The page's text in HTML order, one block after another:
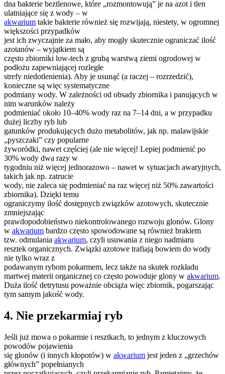
dna bakterie beztlenowe, które „rozmontowują” je na azot i tlen
ulatniające się z wody – w
akwarium takie bakterie również się rozwijają, niestety, w ogromnej
większości przypadków
jest ich zwyczajnie za mało, aby mogły skutecznie ograniczać ilość
azotanów – wyjątkiem są
często zbiorniki low-tech z grubą warstwą ziemi ogrodowej w
podłożu zapewniającej rozległe
strefy niedotlenienia). Aby je usunąć (a raczej – rozrzedzić),
konieczne są więc systematyczne
podmiany wody. W zależności od obsady zbiornika i panujących w
nim warunków należy
podmieniać około 10–40% wody raz na 7–14 dni, a w przypadku
dużej liczby ryb lub
gatunków produkujących dużo metabolitów, jak np. malawijskie
„pyszczaki” czy popularne
żyworódki, nawet częściej (ale nie więcej! Lepiej podmienić po
30% wody dwa razy w
tygodniu niż więcej jednorazowo – nawet w sytuacjach awaryjnych,
takich jak np. zatrucie
wody, nie zaleca się podmieniać na raz więcej niż 50% zawartości
zbiornika). Dzięki temu
ograniczymy ilość dostępnych związków azotowych, skutecznie
zmniejszając
prawdopodobieństwo niekontrolowanego rozwoju glonów. Glony
w akwarium bardzo często spowodowane są również brakiem
tzw. odmulania akwarium, czyli usuwania z niego nadmiaru
resztek organicznych. Związki azotowe trafiają bowiem do wody
nie tylko wraz z
podawanym rybom pokarmem, lecz także na skutek rozkładu
martwej materii organicznej co często powoduje glony w akwarium.
Duża ilość detrytusu poważnie obciąża więc zbiornik, pogarszając
tym samym jakość wody.
4. Nie przekarmiaj ryb
Jeśli już mowa o pokarmie i resztkach, to jednym z kluczowych
powodów pojawienia
się glonów (i innych kłopotów) w akwarium jest jeden z „grzechów
głównych” popełnianych